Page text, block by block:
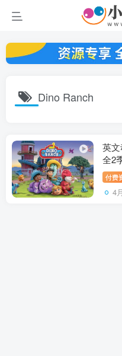
Dino Ranch
英文
全2
字
付费
4